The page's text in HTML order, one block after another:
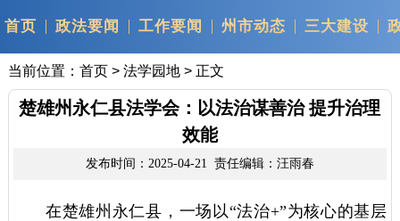
首页 政法要闻 工作要闻 州市动态 三大建设
当前位置： 首页> 法学园地> 正文
楚雄州永仁县法学会：以法治谋善治 提升治理
效能
发布时间：2025-04-21 责任编辑：汪雨春
在楚雄州永仁县，一场以“法治+”为核心的基层